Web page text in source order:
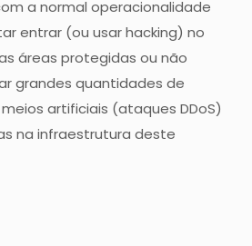
a normal operacionalidade
entrar (ou usar hacking) no
áreas protegidas ou não
grandes quantidades de
artificiais (ataques DDoS)
na infraestrutura deste